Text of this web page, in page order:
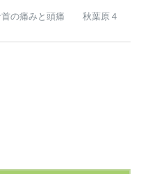
首の痛みと頭痛 秋葉原４